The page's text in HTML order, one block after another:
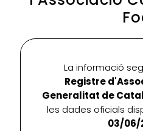
La informació
Registre
Generalitat de
les dades oficials
03/06/